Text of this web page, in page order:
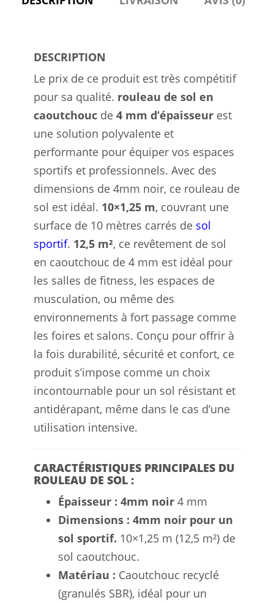
DESCRIPTION
Le prix de ce produit est très compétitif
pour sa qualité. rouleau de sol en
caoutchouc de 4 mm d’épaisseur est
une solution polyvalente et
performante pour équiper vos espaces
sportifs et professionnels. Avec des
dimensions de 4mm noir, ce rouleau de
sol est idéal. 10×1,25 m, couvrant une
surface de 10 mètres carrés de sol
sportif. 12,5 m², ce revêtement de sol
en caoutchouc de 4 mm est idéal pour
les salles de fitness, les espaces de
musculation, ou même des
environnements à fort passage comme
les foires et salons. Conçu pour offrir à
la fois durabilité, sécurité et confort, ce
produit s’impose comme un choix
incontournable pour un sol résistant et
antidérapant, même dans le cas d’une
utilisation intensive.
CARACTÉRISTIQUES PRINCIPALES DU
ROULEAU DE SOL :
Épaisseur : 4mm noir 4 mm
Dimensions : 4mm noir pour un
sol sportif. 10×1,25 m (12,5 m²) de
sol caoutchouc.
Matériau : Caoutchouc recyclé
(granulés SBR), idéal pour un